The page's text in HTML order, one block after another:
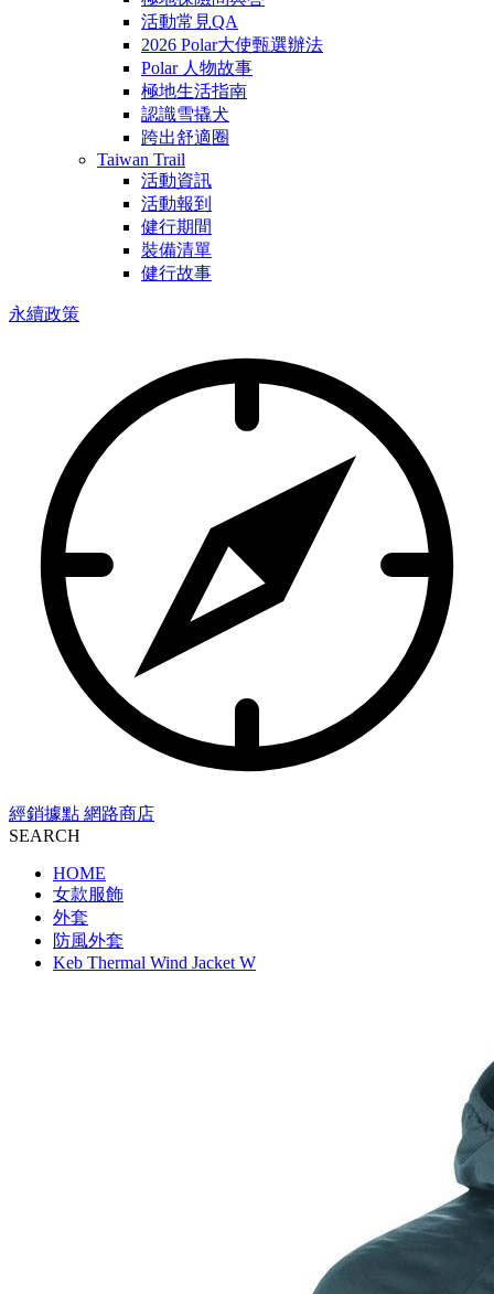
活動常見QA
2026 Polar大使甄選辦法
Polar 人物故事
極地生活指南
認識雪撬犬
跨出舒適圈
Taiwan Trail
活動資訊
活動報到
健行期間
裝備清單
健行故事
永續政策
經銷據點 網路商店
SEARCH
HOME
女款服飾
外套
防風外套
Keb Thermal Wind Jacket W